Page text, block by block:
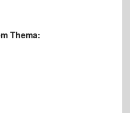
Thema: